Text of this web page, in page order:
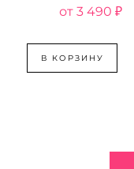
3 490 ₽
В КОРЗИНУ